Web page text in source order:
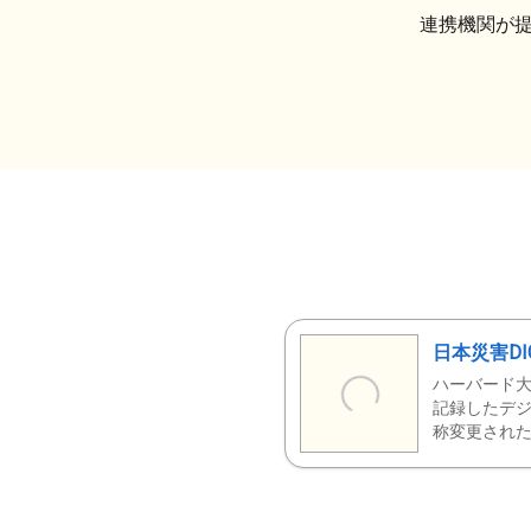
連携機関が
日本災害
ハーバード
記録したデ
称変更された